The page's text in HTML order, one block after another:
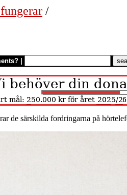
/
de särskilda fordringarna på